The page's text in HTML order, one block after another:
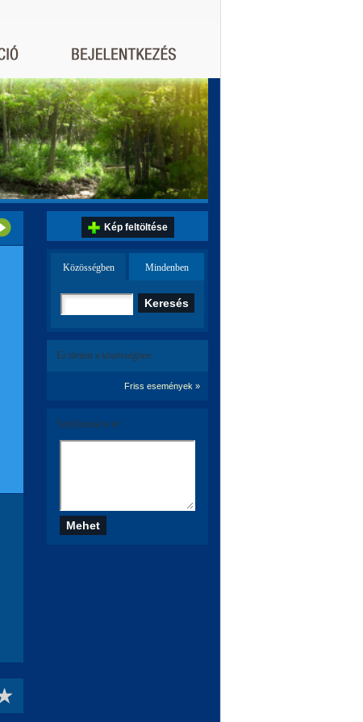
Kép feltöltése
Közösségben Mindenben
Ez történt a közösségben:
Friss események »
Szólj hozzá te is!